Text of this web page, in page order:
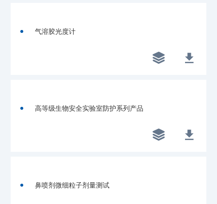
气溶胶光度计
 
高等级生物安全实验室防护系列产品
 
鼻喷剂微细粒子剂量测试